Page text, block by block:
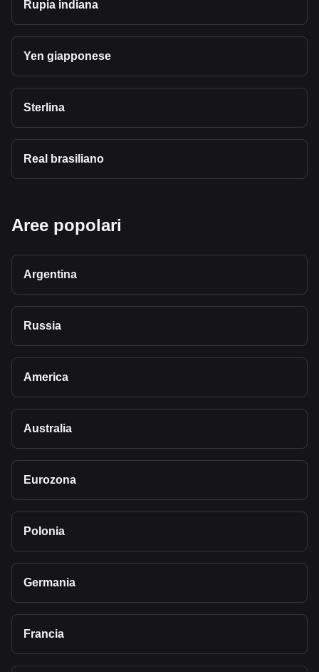
Rupia indiana
Yen giapponese
Sterlina
Real brasiliano
Aree popolari
Argentina
Russia
America
Australia
Eurozona
Polonia
Germania
Francia